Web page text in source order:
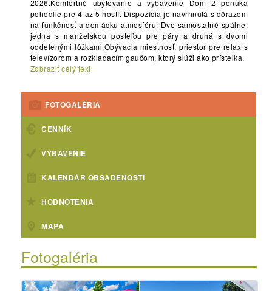
2026.Komfortné ubytovanie a vybavenie Dom 2 ponúka
pohodlie pre 4 až 5 hostí. Dispozícia je navrhnutá s dôrazom
na funkčnosť a domácku atmosféru: Dve samostatné spálne:
jedna s manželskou posteľou pre páry a druhá s dvomi
oddelenými lôžkami.Obývacia miestnosť: priestor pre relax s
televízorom a rozkladacím gaučom, ktorý slúži ako prístelka.
Zobraziť celý text
FOTOGALÉRIA
CENNÍK
VYBAVENIE
KALENDÁR OBSADENOSTI
HODNOTENIA
MAPA
Fotogaléria